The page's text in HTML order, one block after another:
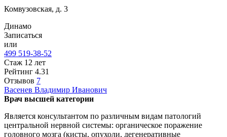
Комвузовская, д. 3
Динамо
Записаться
или
499 519-38-52
Стаж 12 лет
Рейтинг 4.31
Отзывов 7
Васенев Владимир Иванович
Врач высшей категории
Является консультантом по различным видам патологий
центральной нервной системы: органическое поражение
головного мозга (кисты, опухоли, дегенеративные